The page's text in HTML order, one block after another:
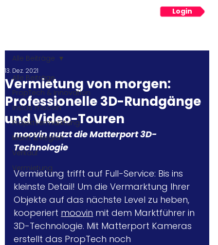
Login
Alle Beiträge
PropTech & Innovation
Inside moovin
Projektvermarktung
Markt & Region
Verkauf
Vermietung
Alle Beiträge
Vermietung von morgen:
Professionelle 3D-Rundgänge
und Video-Touren
13. Dez. 2021
moovin nutzt die Matterport 3D-
Technologie
Vermietung trifft auf Full-Service: Bis ins
kleinste Detail! Um die Vermarktung Ihrer
Objekte auf das nächste Level zu heben,
kooperiert moovin mit dem Marktführer in
3D-Technologie. Mit Matterport Kameras
erstellt das PropTech noch